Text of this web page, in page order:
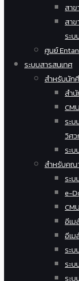
สา
สาข
ระ
ศูนย์
ระบบสารสนเทศ
สำหรับนัก
สำนั
ระ
วิศ
ระบ
สำหรับคณ
ระ
e-
อีเ
อีเม
ระ
ระ
ระ